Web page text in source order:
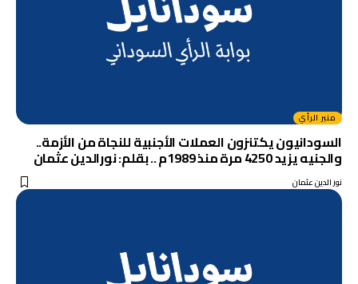
منبر الرأي
السودانيون يكتنزون العملات الأجنبية للنجاة من الأزمة..
والجنيه يزيد 4250 مرة منذ 1989م .. بقلم: نورالدين عثمان
نور الدين عثمان